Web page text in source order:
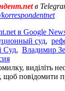
в
в Google
суд,
Суд, Владимир
виділіть
щоб повідомити